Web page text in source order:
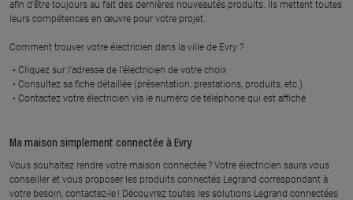
PARAY VIEILLE POSTE
SAVIGNY SUR ORGE
À 10.5 km km
ARTEC ENERGIES ET
29 rue pierre semard, 91700
En savoir plus
À 10 km km
TAQ ELEC
En savoir plus
afin d’être toujours au fait des dernières nouveautés produits. Ils mettent toutes
leurs compétences en œuvre pour votre projet.
Comment trouver votre électricien dans la ville de Evry ?
Cliquez sur l’adresse de l’électricien de votre choix
Consultez sa fiche détaillée (présentation, prestations, produits, etc.)
Contactez votre électricien via le numéro de téléphone qui est affiché
Ma maison simplement connectée à Evry
Vous souhaitez rendre votre maison connectée ? Votre électricien saura vous
conseiller et vous proposer les produits connectés Legrand correspondant à
votre besoin, contactez-le ! Découvrez toutes les solutions Legrand connectées